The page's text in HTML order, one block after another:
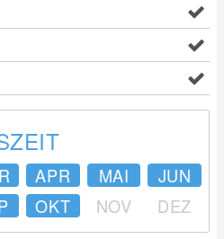
APR MAI
JUN
OKT NOV DEZ